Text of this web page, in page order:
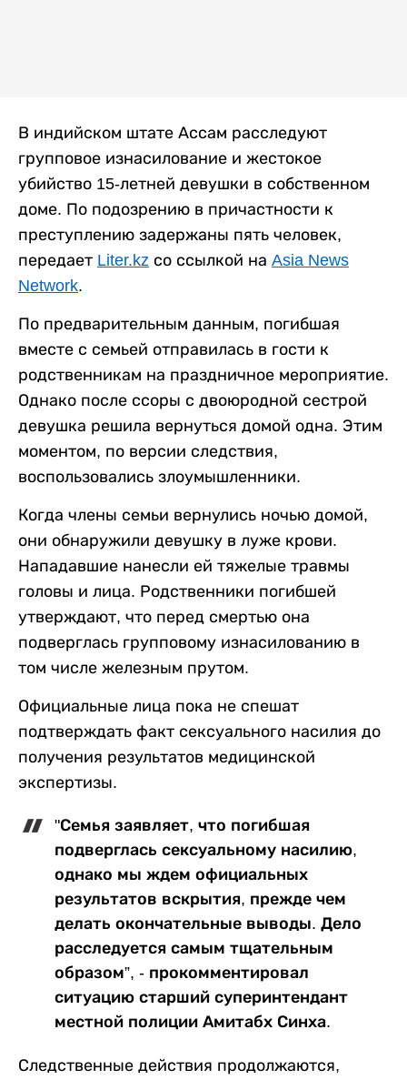
В индийском штате Ассам расследуют
групповое изнасилование и жестокое
убийство 15-летней девушки в собственном
доме. По подозрению в причастности к
преступлению задержаны пять человек,
передает Liter.kz со ссылкой на Asia News
Network.
По предварительным данным, погибшая
вместе с семьей отправилась в гости к
родственникам на праздничное мероприятие.
Однако после ссоры с двоюродной сестрой
девушка решила вернуться домой одна. Этим
моментом, по версии следствия,
воспользовались злоумышленники.
Когда члены семьи вернулись ночью домой,
они обнаружили девушку в луже крови.
Нападавшие нанесли ей тяжелые травмы
головы и лица. Родственники погибшей
утверждают, что перед смертью она
подверглась групповому изнасилованию в
том числе железным прутом.
Официальные лица пока не спешат
подтверждать факт сексуального насилия до
получения результатов медицинской
экспертизы.
"Семья заявляет, что погибшая
подверглась сексуальному насилию,
однако мы ждем официальных
результатов вскрытия, прежде чем
делать окончательные выводы. Дело
расследуется самым тщательным
образом”, - прокомментировал
ситуацию старший суперинтендант
местной полиции Амитабх Синха.
Следственные действия продолжаются,